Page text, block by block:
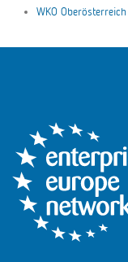
WKO Oberösterreich